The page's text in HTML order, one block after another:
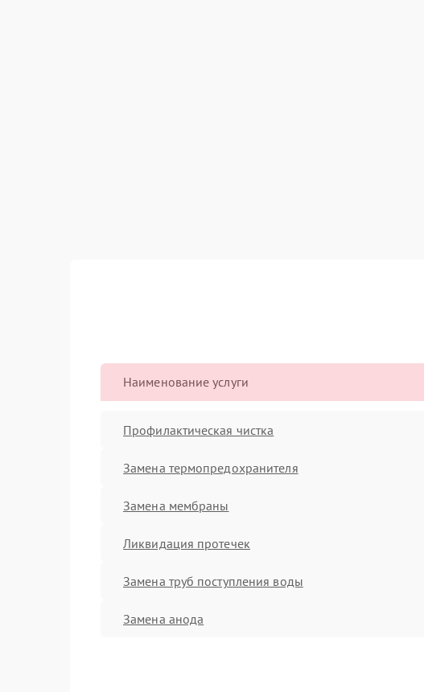
Наименование услуги
Профилактическая чистка
Замена термопредохранителя
Замена мембраны
Ликвидация протечек
Замена труб поступления воды
Замена анода